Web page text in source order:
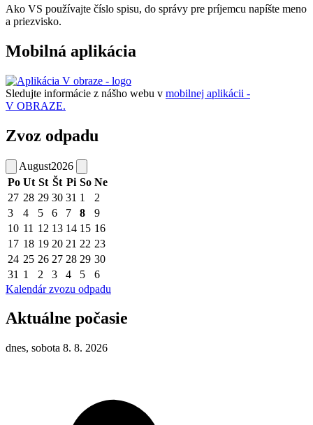
Ako VS používajte číslo spisu, do správy pre príjemcu napíšte meno
a priezvisko.
Mobilná aplikácia
Sledujte informácie z nášho webu v mobilnej aplikácii -
V OBRAZE.
Zvoz odpadu
August2026
Po Ut St Št Pi So Ne
27 28 29 30 31 1
2
3
4 5 6 7 8
9
10 11 12 13 14 15 16
17 18 19 20 21 22 23
24 25 26 27 28 29 30
31 1 2 3 4 5
6
Kalendár zvozu odpadu
Aktuálne počasie
dnes, sobota 8. 8. 2026